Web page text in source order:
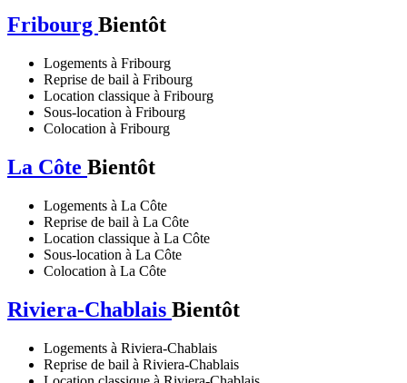
Fribourg Bientôt
Logements à Fribourg
Reprise de bail à Fribourg
Location classique à Fribourg
Sous-location à Fribourg
Colocation à Fribourg
La Côte Bientôt
Logements à La Côte
Reprise de bail à La Côte
Location classique à La Côte
Sous-location à La Côte
Colocation à La Côte
Riviera-Chablais Bientôt
Logements à Riviera-Chablais
Reprise de bail à Riviera-Chablais